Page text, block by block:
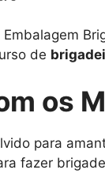
de
os
para
fazer